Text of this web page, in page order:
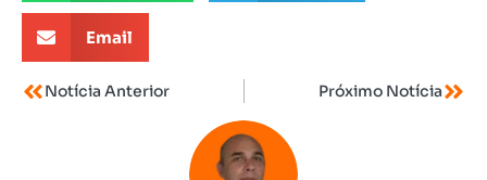
Email
Notícia Anterior Próximo Notícia